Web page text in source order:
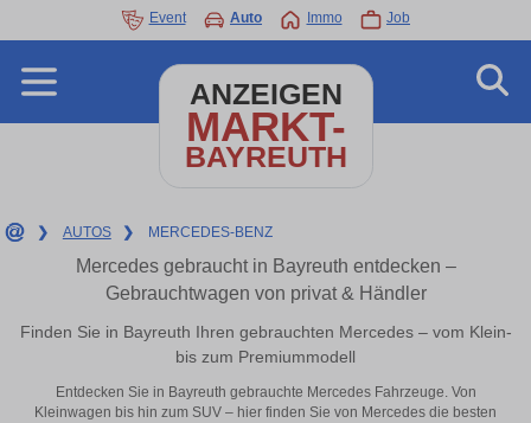
Event Auto Immo Job
ANZEIGEN
MARKT-
BAYREUTH
❯ AUTOS ❯ MERCEDES-BENZ
Mercedes gebraucht in Bayreuth entdecken –
Gebrauchtwagen von privat & Händler
Finden Sie in Bayreuth Ihren gebrauchten Mercedes – vom Klein-
bis zum Premiummodell
Entdecken Sie in Bayreuth gebrauchte Mercedes Fahrzeuge. Von
Kleinwagen bis hin zum SUV – hier finden Sie von Mercedes die besten